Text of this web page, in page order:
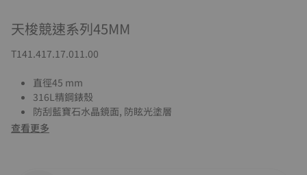
天梭競速系列45MM
T141.417.17.011.00
直徑45 mm
316L精鋼錶殼
防刮藍寶石水晶鏡面, 防眩光塗層
查看更多